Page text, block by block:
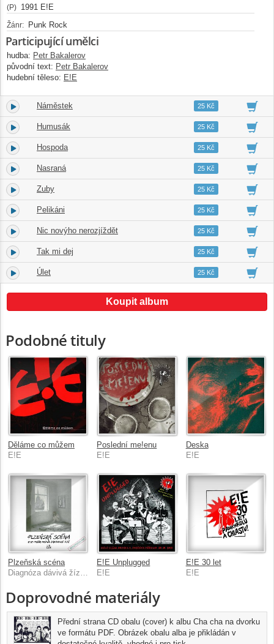
(P) 1991 E!E
Žánr: Punk Rock
Participující umělci
hudba: Petr Bakalerov
původní text: Petr Bakalerov
hudební těleso: E!E
8. Náměstek 03:0225 Kč
9. Humusák 03:3625 Kč
10. Hospoda 02:2325 Kč
11. Nasraná 02:0325 Kč
12. Zuby 02:0025 Kč
13. Pelikáni 02:4725 Kč
14. Nic novýho nerozjíždět 02:1525 Kč
15. Tak mi dej 02:5825 Kč
16. Úlet 03:2725 Kč
Koupit album
Podobné tituly
Děláme co můžem
E!E
Poslední me!enu
E!E
Deska
E!E
Plzeňská scéna
Diagnóza dávivá žízeň, Bradavice, Požár mlýna, E!E
E!E Unplugged
E!E
E!E 30 let
E!E
Doprovodné materiály
Přední strana CD obalu (cover) k albu Cha cha na dvorku
ve formátu PDF. Obrázek obalu alba je přikládán v